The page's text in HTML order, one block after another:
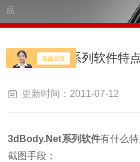
点
3dBody.Net系列软件特点
更新时间：2011-07-12
3dBody.Net系列软件有什么
截图手段；